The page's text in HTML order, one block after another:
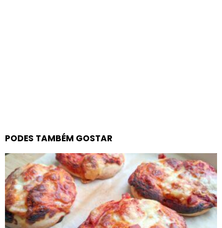
PODES TAMBÉM GOSTAR